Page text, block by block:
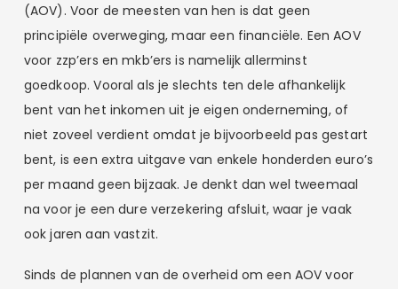
(AOV). Voor de meesten van hen is dat geen
principiële overweging, maar een financiële. Een AOV
voor zzp’ers en mkb’ers is namelijk allerminst
goedkoop. Vooral als je slechts ten dele afhankelijk
bent van het inkomen uit je eigen onderneming, of
niet zoveel verdient omdat je bijvoorbeeld pas gestart
bent, is een extra uitgave van enkele honderden euro’s
per maand geen bijzaak. Je denkt dan wel tweemaal
na voor je een dure verzekering afsluit, waar je vaak
ook jaren aan vastzit.
Sinds de plannen van de overheid om een AOV voor